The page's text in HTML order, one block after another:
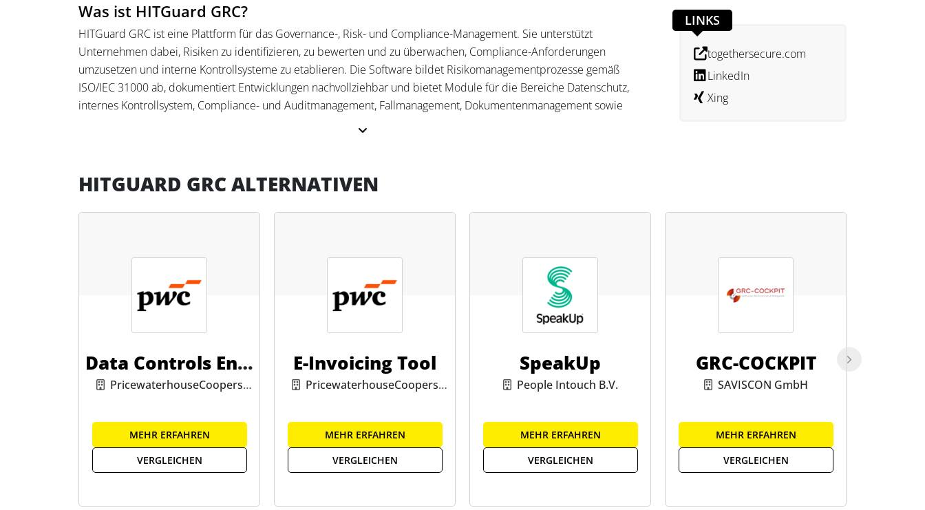
Was ist HITGuard GRC?
HITGuard GRC ist eine Plattform für das Governance-, Risk- und Compliance-Management. Sie unterstützt
Unternehmen dabei, Risiken zu identifizieren, zu bewerten und zu überwachen, Compliance-Anforderungen
umzusetzen und interne Kontrollsysteme zu etablieren. Die Software bildet Risikomanagementprozesse gemäß
ISO/IEC 31000 ab, dokumentiert Entwicklungen nachvollziehbar und bietet Module für die Bereiche Datenschutz,
internes Kontrollsystem, Compliance- und Auditmanagement, Fallmanagement, Dokumentenmanagement sowie
Die Plattform ermöglicht eine transparente Steuerung von Risiken mithilfe einer frei konfigurierbaren Risikomatrix,
dokumentieren, während Compliance-Fragen über Wissensdatenbanken strukturiert analysiert werden. Audit- und
Wesentlichkeitsanalysen und Berichte abbilden. Steuerfachleute verfügen mit HITGuard GRC über ein Tool, das eine
klare Struktur bietet, um regulatorische Vorgaben nachweisbar einzuhalten und Risiken effizient zu kontrollieren.
LINKS
togethersecure.com
LinkedIn
Xing
HITGUARD GRC ALTERNATIVEN
Data Controls Engi
ne
PricewaterhouseCoopers
MEHR ERFAHREN
VERGLEICHEN
E-Invoicing Tool
PricewaterhouseCoopers
MEHR ERFAHREN
VERGLEICHEN
SpeakUp
People Intouch B.V.
MEHR ERFAHREN
VERGLEICHEN
GRC-COCKPIT
SAVISCON GmbH
MEHR ERFAHREN
VERGLEICHEN